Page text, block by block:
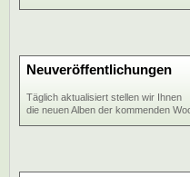
Neuveröffentlichungen
Täglich aktualisiert stellen wir Ihnen
die neuen Alben der kommenden